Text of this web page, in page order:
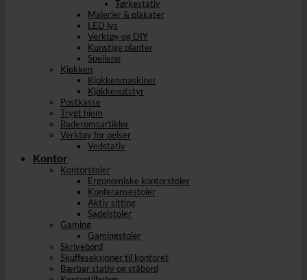
Tørkestativ
Malerier & plakater
LED lys
Verktøy og DIY
Kunstige planter
Speilene
Kjøkken
Kjokkenmaskiner
Kjøkkenutstyr
Postkasse
Trygt hjem
Baderomsartikler
Verktøy for peiser
Vedstativ
Kontor
Kontorstoler
Ergonomiske kontorstoler
Konferansestoler
Aktiv sitting
Sadelstoler
Gaming
Gamingstoler
Skrivebord
Skuffeseksjoner til kontoret
Bærbar stativ og ståbord